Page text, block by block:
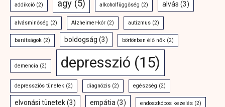
addikció (2) agy (5) alkoholfüggőség (2) alvás (3)
alvásminőség (2) Alzheimer-kór (2) autizmus (2)
barátságok (2) boldogság (3) börtönben élő nők (2)
demencia (2) depresszió (15)
depressziós tünetek (2) diagnózis (2) egészség (2)
elvonási tünetek(3) empátia (3) endoszkópos kezelés (2)